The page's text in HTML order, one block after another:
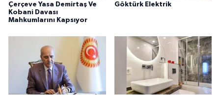
Çerçeve Yasa Demirtaş Ve
Kobani Davası
Mahkumlarını Kapsıyor
Göktürk Elektrik